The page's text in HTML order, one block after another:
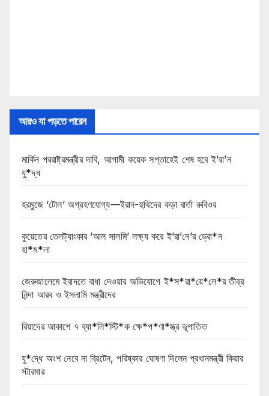
আরও যা পড়তে পারেন
মার্কিন পররাষ্ট্রমন্ত্রীর দাবি, আগামী কয়েক সপ্তাহেই শেষ হবে ই’রা’ন
যু*দ্ধ
হরমুজে ‘টোল’ অগ্রহণযোগ্য—ইরান-হুথিদের কড়া বার্তা রুবিওর
কুয়েতের তেলট্যাংকার ‘আল সালমি’ লক্ষ্য করে ই’রা’নে’র ড্রো*ন
হা*ম*লা
জেরুজালেমে ইবাদতে বাধা দেওয়ার অভিযোগে ই*স*রা*য়ে*লে*র তীব্র
নিন্দা আরব ও ইসলামি মন্ত্রীদের
রিয়াদের আকাশে ৭ ব্যা*লি*স্টি*ক ক্ষে*প*ণা*স্ত্র ভূপাতিত
যু*দ্ধে অংশ নেবে না ব্রিটেন, পরিষ্কার ঘোষণা দিলেন প্রধানমন্ত্রী কিয়ার
স্টারমার